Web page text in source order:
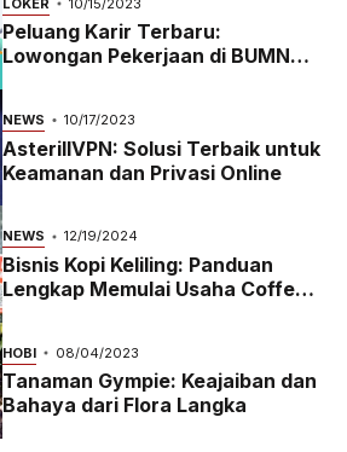
Peluang Karir Terbaru:
Lowongan Pekerjaan di BUMN
NEWS 10/17/2023
AsterillVPN: Solusi Terbaik untuk
Keamanan dan Privasi Online
NEWS 12/19/2024
Bisnis Kopi Keliling: Panduan
Lengkap Memulai Usaha Coffee
Bike yang Menguntungkan di
2024
HOBI 08/04/2023
Tanaman Gympie: Keajaiban dan
Bahaya dari Flora Langka